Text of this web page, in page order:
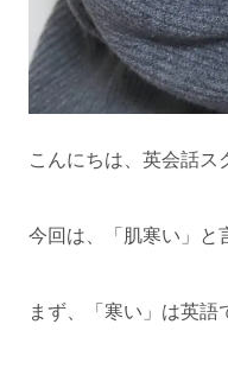
こんにちは、英会話ス
今回は、「肌寒い」と
まず、「寒い」は英語